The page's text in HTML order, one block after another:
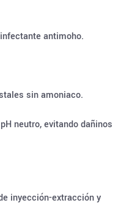
antimoho.
sin amoniaco.
neutro, evitando dañinos
inyección-extracción y